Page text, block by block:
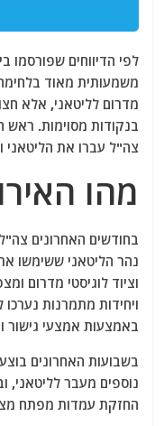
לפי הדיווחים שפורסמו
משמעותית מאוד
מדרום לליטאני, אלא
בנקודות מסוימות.
צה"ל עברו את הליטאני
מהו
בחודשים האחרונים
נהר הליטאני ששימשו
וציוד לוגיסטי מדרום
ויחידות מתמרנות
באמצעות אמצעי גישור
בשבועות האחרונים
נוספים מעבר לליטאני,
החזקת עמדות מפתח